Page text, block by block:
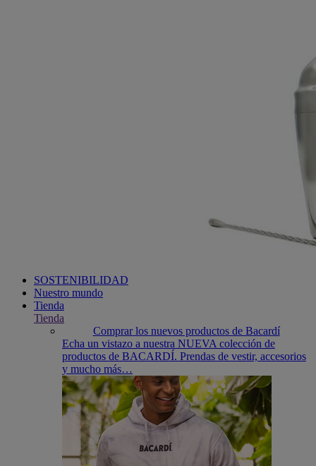
SOSTENIBILIDAD
Nuestro mundo
Tienda
Tienda
Comprar los nuevos productos de Bacardí
Echa un vistazo a nuestra NUEVA colección de
productos de BACARDÍ. Prendas de vestir, accesorios
y mucho más…